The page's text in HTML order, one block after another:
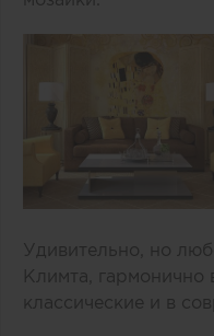
Удивительно, но
Климта, гармонично
классические и в